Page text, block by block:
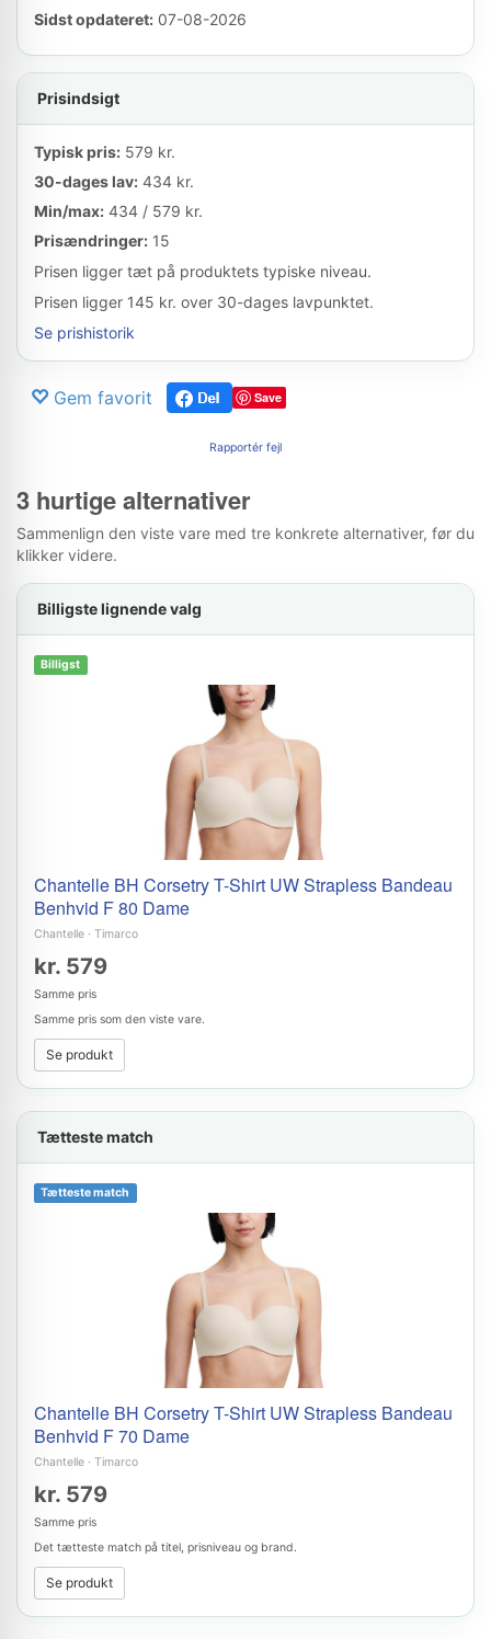
Sidst opdateret: 07-08-2026
Prisindsigt
Typisk pris: 579 kr.
30-dages lav: 434 kr.
Min/max: 434 / 579 kr.
Prisændringer: 15
Prisen ligger tæt på produktets typiske niveau.
Prisen ligger 145 kr. over 30-dages lavpunktet.
Se prishistorik
Gem favorit Save
Rapportér fejl
3 hurtige alternativer
Sammenlign den viste vare med tre konkrete alternativer, før du
klikker videre.
Billigste lignende valg
Billigst
Chantelle BH Corsetry T-Shirt UW Strapless Bandeau
Benhvid F 80 Dame
Chantelle · Timarco
kr. 579
Samme pris
Samme pris som den viste vare.
Se produkt
Tætteste match
Tætteste match
Chantelle BH Corsetry T-Shirt UW Strapless Bandeau
Benhvid F 70 Dame
Chantelle · Timarco
kr. 579
Samme pris
Det tætteste match på titel, prisniveau og brand.
Se produkt